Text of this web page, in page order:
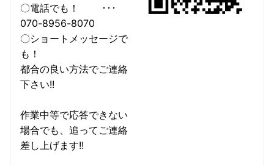
〇電話でも！ ･･･
070-8956-8070
〇ショートメッセージで
も！
都合の良い方法でご連絡
下さい!!
作業中等で応答できない
場合でも、追ってご連絡
差し上げます!!